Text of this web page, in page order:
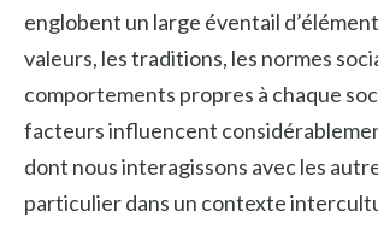
englobent un large éventail
valeurs, les traditions, les normes
comportements propres à chaque
facteurs influencent
dont nous interagissons avec les
particulier dans un contexte